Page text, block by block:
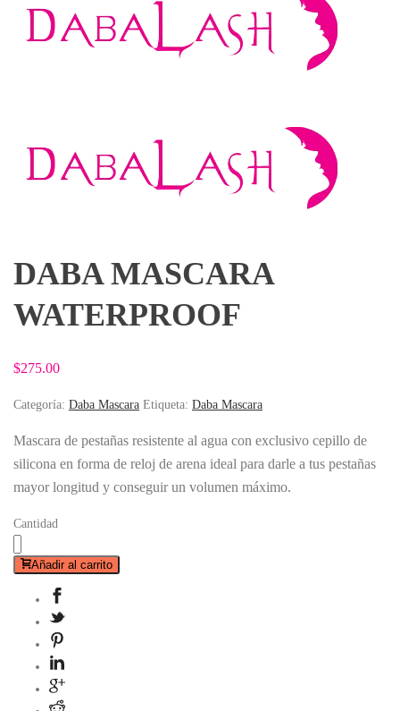
DABA MASCARA
WATERPROOF
$275.00
Categoría: Daba Mascara Etiqueta: Daba Mascara
Mascara de pestañas resistente al agua con exclusivo cepillo de
silicona en forma de reloj de arena ideal para darle a tus pestañas
mayor longitud y conseguir un volumen máximo.
Cantidad
Añadir al carrito